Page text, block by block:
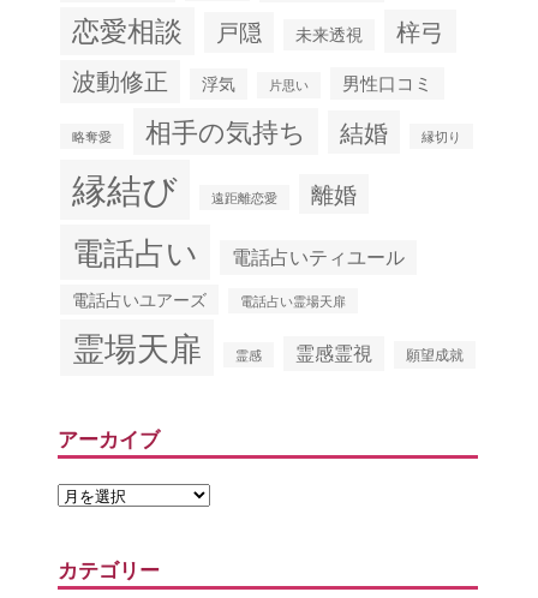
恋愛相談 戸隠 未来透視 梓弓
波動修正 浮気 片思い 男性口コミ
略奪愛 相手の気持ち 結婚 縁切り
縁結び 遠距離恋愛 離婚
電話占い 電話占いティユール
電話占いユアーズ 電話占い霊場天扉
霊場天扉 霊感 霊感霊視 願望成就
アーカイブ
カテゴリー